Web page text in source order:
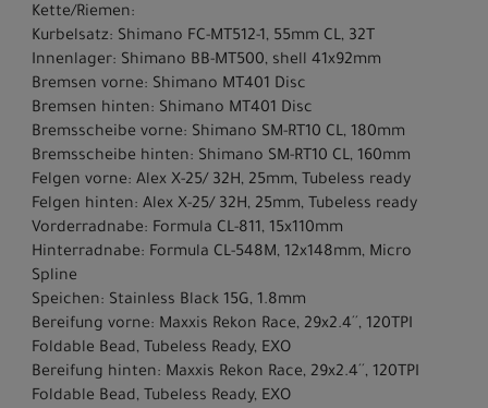
Kette/Riemen:
Kurbelsatz: Shimano FC-MT512-1, 55mm CL, 32T
Innenlager: Shimano BB-MT500, shell 41x92mm
Bremsen vorne: Shimano MT401 Disc
Bremsen hinten: Shimano MT401 Disc
Bremsscheibe vorne: Shimano SM-RT10 CL, 180mm
Bremsscheibe hinten: Shimano SM-RT10 CL, 160mm
Felgen vorne: Alex X-25/ 32H, 25mm, Tubeless ready
Felgen hinten: Alex X-25/ 32H, 25mm, Tubeless ready
Vorderradnabe: Formula CL-811, 15x110mm
Hinterradnabe: Formula CL-548M, 12x148mm, Micro
Spline
Speichen: Stainless Black 15G, 1.8mm
Bereifung vorne: Maxxis Rekon Race, 29x2.4´´, 120TPI
Foldable Bead, Tubeless Ready, EXO
Bereifung hinten: Maxxis Rekon Race, 29x2.4´´, 120TPI
Foldable Bead, Tubeless Ready, EXO